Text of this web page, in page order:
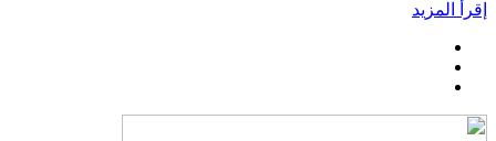
إقرأ المزيد